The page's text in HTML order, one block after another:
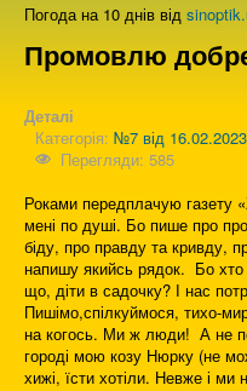
Погода на 10 днів від
Промовлю
Деталі
Категорія: №7 від
Перегляди: 585
Роками передплачую газету
мені по душі. Бо пише про
біду, про правду та кривду,
напишу якийсь рядок. Бо
що, діти в садочку? І нас
Пишімо,спілкуймося, тихо-
на когось. Ми ж люди! А не
городі мою козу Нюрку (не
хижі, їсти хотіли. Невже і ми